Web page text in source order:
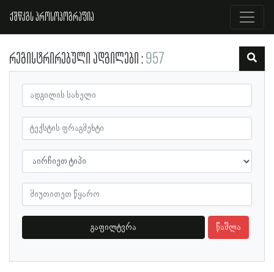
ქშწკგს პროსოპოგრაფია
რეგისტრირებული ადგილები 957
გაფილტვრა წაშლა